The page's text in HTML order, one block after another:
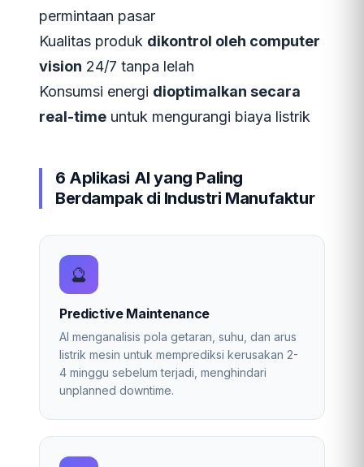
permintaan pasar
Kualitas produk dikontrol oleh computer
vision 24/7 tanpa lelah
Konsumsi energi dioptimalkan secara
real-time untuk mengurangi biaya listrik
6 Aplikasi AI yang Paling
Berdampak di Industri Manufaktur
🔮
Predictive Maintenance
AI menganalisis pola getaran, suhu, dan arus
listrik mesin untuk memprediksi kerusakan 2-
4 minggu sebelum terjadi, menghindari
unplanned downtime.